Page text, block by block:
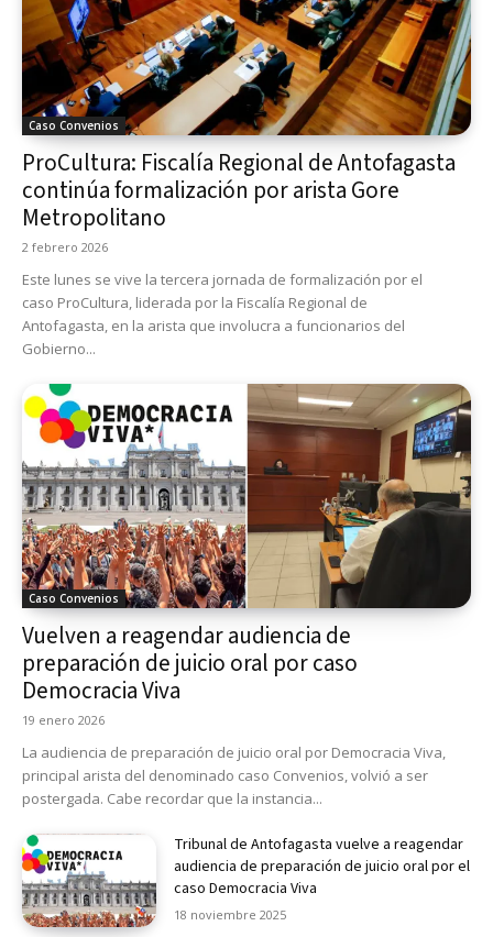
Caso Convenios
ProCultura: Fiscalía Regional de Antofagasta
continúa formalización por arista Gore
Metropolitano
2 febrero 2026
Este lunes se vive la tercera jornada de formalización por el
caso ProCultura, liderada por la Fiscalía Regional de
Antofagasta, en la arista que involucra a funcionarios del
Gobierno...
Caso Convenios
Vuelven a reagendar audiencia de
preparación de juicio oral por caso
Democracia Viva
19 enero 2026
La audiencia de preparación de juicio oral por Democracia Viva,
principal arista del denominado caso Convenios, volvió a ser
postergada. Cabe recordar que la instancia...
Tribunal de Antofagasta vuelve a reagendar
audiencia de preparación de juicio oral por el
caso Democracia Viva
18 noviembre 2025